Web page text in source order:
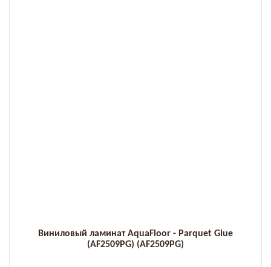
Виниловый ламинат AquaFloor - Parquet Glue
(AF2509PG) (AF2509PG)